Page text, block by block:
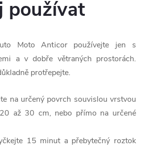
používat
Moto Anticor používejte jen s
a v dobře větraných prostorách.
protřepejte.
na určený povrch souvislou vrstvou
až 30 cm, nebo přímo na určené
15 minut a přebytečný roztok